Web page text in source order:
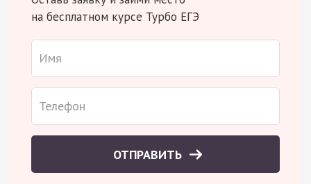
на бесплатном курсе Турбо ЕГЭ
ОТПРАВИТЬ